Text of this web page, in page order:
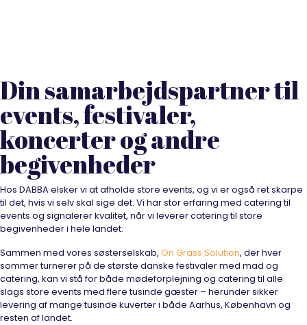
Din samarbejdspartner til
events, festivaler,
koncerter og andre
begivenheder
Hos DABBA elsker vi at afholde store events, og vi er også ret skarpe
til det, hvis vi selv skal sige det. Vi har stor erfaring med catering til
events og signalerer kvalitet, når vi leverer catering til store
begivenheder i hele landet.
Sammen med vores søsterselskab, On Grass Solution, der hver
sommer turnerer på de største danske festivaler med mad og
catering, kan vi stå for både mødeforplejning og catering til alle
slags store events med flere tusinde gæster – herunder sikker
levering af mange tusinde kuverter i både Aarhus, København og
resten af landet.